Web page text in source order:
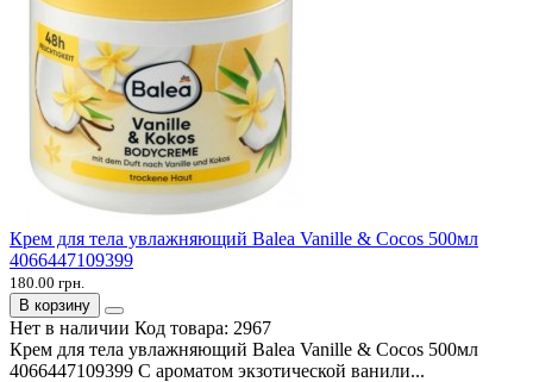
Крем для тела увлажняющий Balea Vanille & Cocos 500мл
4066447109399
180.00 грн.
В корзину
Нет в наличии Код товара: 2967
Крем для тела увлажняющий Balea Vanille & Cocos 500мл
4066447109399 С ароматом экзотической ванили...